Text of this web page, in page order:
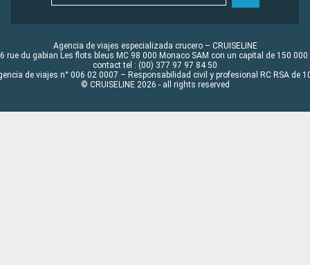
Agencia de viajes especializada crucero – CRUISELINE
rue du gabian Les flots bleus MC 98 000 Monaco SAM con un capital de 150 000
contact tel : (00) 377 97 97 84 50
de viajes n° 006 02 0007 – Responsabilidad civil y profesional RC RSA de
© CRUISELINE 2026 - all rights reserved